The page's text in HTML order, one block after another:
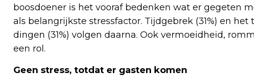
boosdoener is het vooraf bedenken wat er gegeten
als belangrijkste stressfactor. Tijdgebrek (31%) en
dingen (31%) volgen daarna. Ook vermoeidheid,
een rol.
Geen stress, totdat er gasten komen